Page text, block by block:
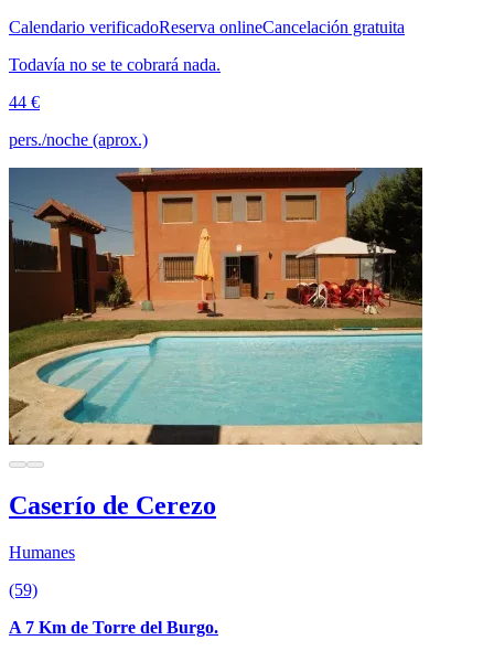
Calendario verificadoReserva onlineCancelación gratuita
Todavía no se te cobrará nada.
44 €
pers./noche (aprox.)
Caserío de Cerezo
Humanes
(59)
A 7 Km de Torre del Burgo.